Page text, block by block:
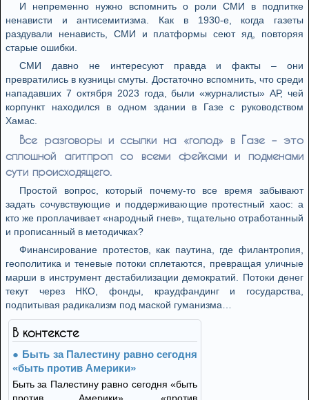
И непременно нужно вспомнить о роли СМИ в подпитке
ненависти и антисемитизма. Как в 1930-е, когда газеты
раздували ненависть, СМИ и платформы сеют яд, повторяя
старые ошибки.
СМИ давно не интересуют правда и факты – они
превратились в кузницы смуты. Достаточно вспомнить, что среди
нападавших 7 октября 2023 года, были «журналисты» АР, чей
корпункт находился в одном здании в Газе с руководством
Хамас.
Все разговоры и ссылки на «голод» в Газе – это
сплошной агитпроп со всеми фейками и подменами
сути происходящего.
Простой вопрос, который почему-то все время забывают
задать сочувствующие и поддерживающие протестный хаос: а
кто же проплачивает «народный гнев», тщательно отработанный
и прописанный в методичках?
Финансирование протестов, как паутина, где филантропия,
геополитика и теневые потоки сплетаются, превращая уличные
марши в инструмент дестабилизации демократий. Потоки денег
текут через НКО, фонды, краудфандинг и государства,
подпитывая радикализм под маской гуманизма…
В контексте
Быть за Палестину равно сегодня
«быть против Америки»
Быть за Палестину равно сегодня «быть